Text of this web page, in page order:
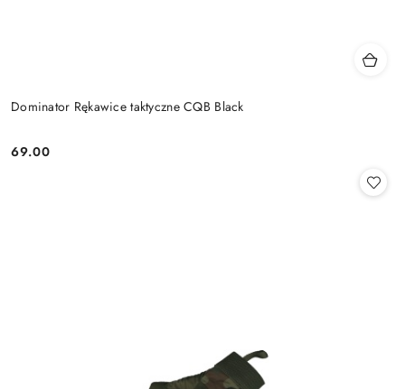
Dominator Rękawice taktyczne CQB Black
Cena:
69.00